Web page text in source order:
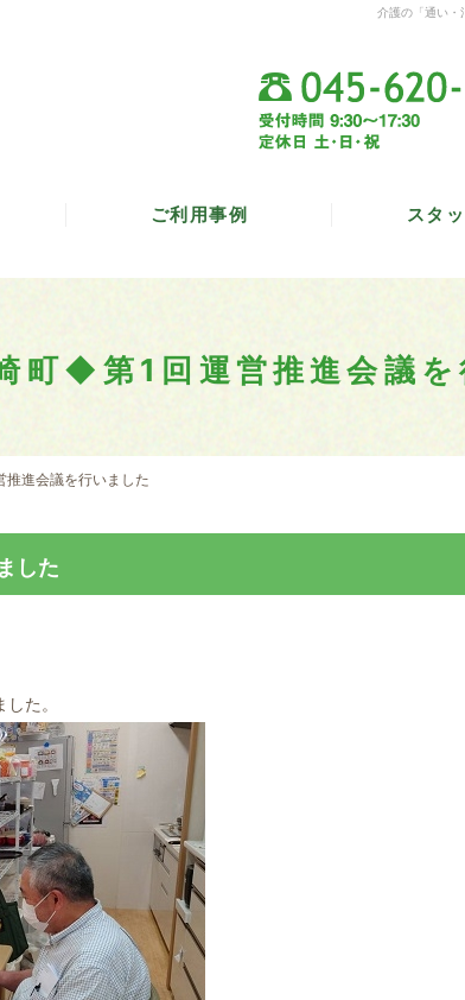
町◆第1回運営推進会議
介護の「通い・
進会議を行いました
した
た。
ご利用事例 スタ